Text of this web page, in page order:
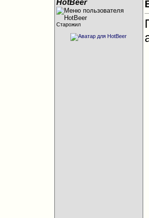
HotBeer
Старожил